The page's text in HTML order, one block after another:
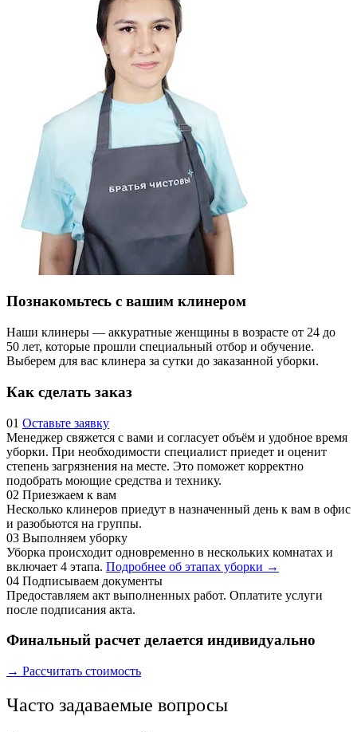
Познакомьтесь с вашим клинером
Наши клинеры — аккуратные женщины в возрасте от 24 до
50 лет, которые прошли специальный отбор и обучение.
Выберем для вас клинера за сутки до заказанной уборки.
Как сделать заказ
01 Оставьте заявку
Менеджер свяжется с вами и согласует объём и удобное время
уборки. При необходимости специалист приедет и оценит
степень загрязнения на месте. Это поможет корректно
подобрать моющие средства и технику.
02 Приезжаем к вам
Несколько клинеров приедут в назначенный день к вам в офис
и разобьются на группы.
03 Выполняем уборку
Уборка происходит одновременно в нескольких комнатах и
включает 4 этапа. Подробнее об этапах уборки →
04 Подписываем документы
Предоставляем акт выполненных работ. Оплатите услуги
после подписания акта.
Финальный расчет делается индивидуально
→ Рассчитать стоимость
Часто задаваемые вопросы